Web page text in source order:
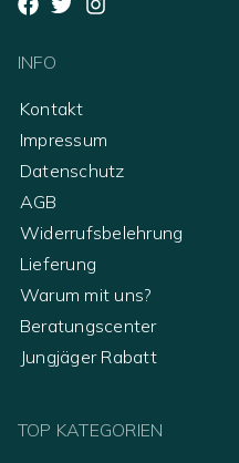
INFO
Kontakt
Impressum
Datenschutz
AGB
Widerrufsbelehrung
Lieferung
Warum mit uns?
Beratungscenter
Jungjäger Rabatt
TOP KATEGORIEN